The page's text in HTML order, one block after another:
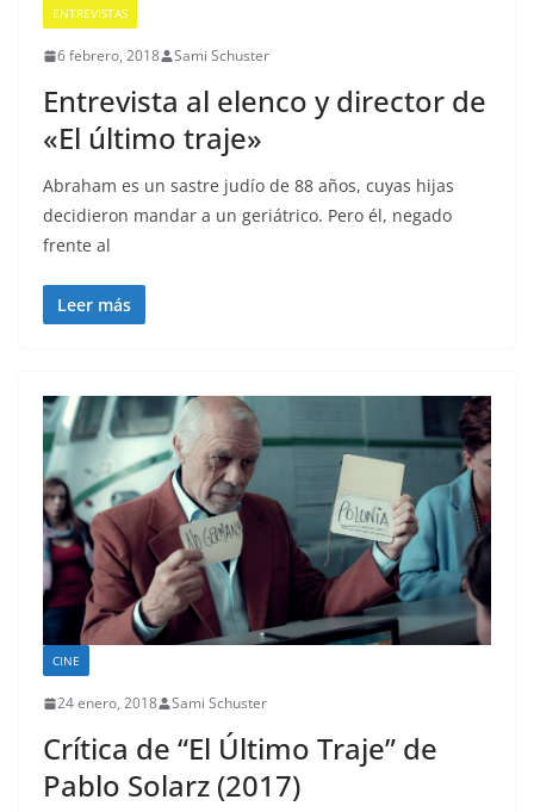
ENTREVISTAS
6 febrero, 2018 Sami Schuster
Entrevista al elenco y director de
«El último traje»
Abraham es un sastre judío de 88 años, cuyas hijas
decidieron mandar a un geriátrico. Pero él, negado
frente al
Leer más
CINE
24 enero, 2018 Sami Schuster
Crítica de “El Último Traje” de
Pablo Solarz (2017)